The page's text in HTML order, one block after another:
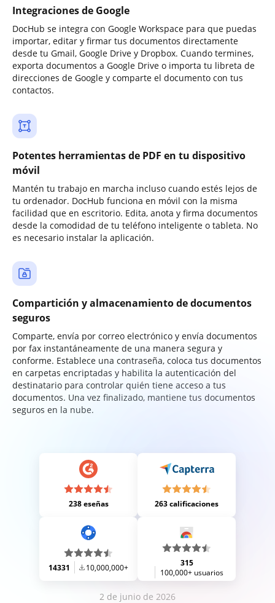
Integraciones de Google
DocHub se integra con Google Workspace para que puedas
importar, editar y firmar tus documentos directamente
desde tu Gmail, Google Drive y Dropbox. Cuando termines,
exporta documentos a Google Drive o importa tu libreta de
direcciones de Google y comparte el documento con tus
contactos.
Potentes herramientas de PDF en tu dispositivo
móvil
Mantén tu trabajo en marcha incluso cuando estés lejos de
tu ordenador. DocHub funciona en móvil con la misma
facilidad que en escritorio. Edita, anota y firma documentos
desde la comodidad de tu teléfono inteligente o tableta. No
es necesario instalar la aplicación.
Compartición y almacenamiento de documentos
seguros
Comparte, envía por correo electrónico y envía documentos
por fax instantáneamente de una manera segura y
conforme. Establece una contraseña, coloca tus documentos
en carpetas encriptadas y habilita la autenticación del
destinatario para controlar quién tiene acceso a tus
documentos. Una vez finalizado, mantiene tus documentos
seguros en la nube.
238 eseñas 263 calificaciones
14331 10,000,000+
315
100,000+ usuarios
2 de junio de 2026